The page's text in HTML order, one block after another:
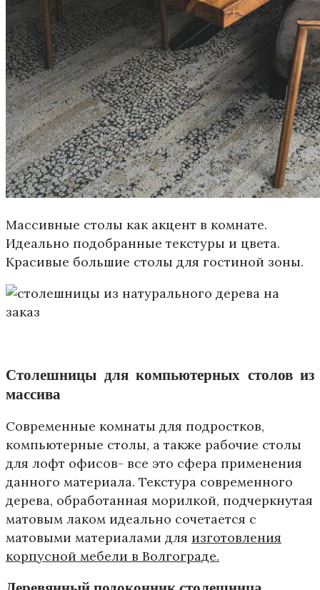
Массивные столы как акцент в комнате.
Идеально подобранные текстуры и цвета.
Красивые большие столы для гостиной зоны.
Столешницы для компьютерных столов из
массива
Современные комнаты для подростков,
компьютерные столы, а также рабочие столы
для лофт офисов- все это сфера применения
данного материала. Текстура современного
дерева, обработанная морилкой, подчеркнутая
матовым лаком идеально сочетается с
матовыми материалами для изготовления
корпусной мебели в Волгограде.